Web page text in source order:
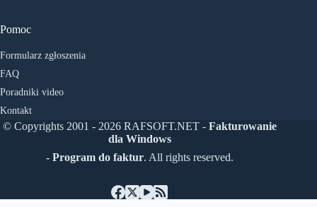
Pomoc
Formularz zgłoszenia
FAQ
Poradniki video
Kontakt
© Copyrights 2001 - 2026 RAFSOFT.NET - Fakturowanie
dla Windows
- Program do faktur. All rights reserved.